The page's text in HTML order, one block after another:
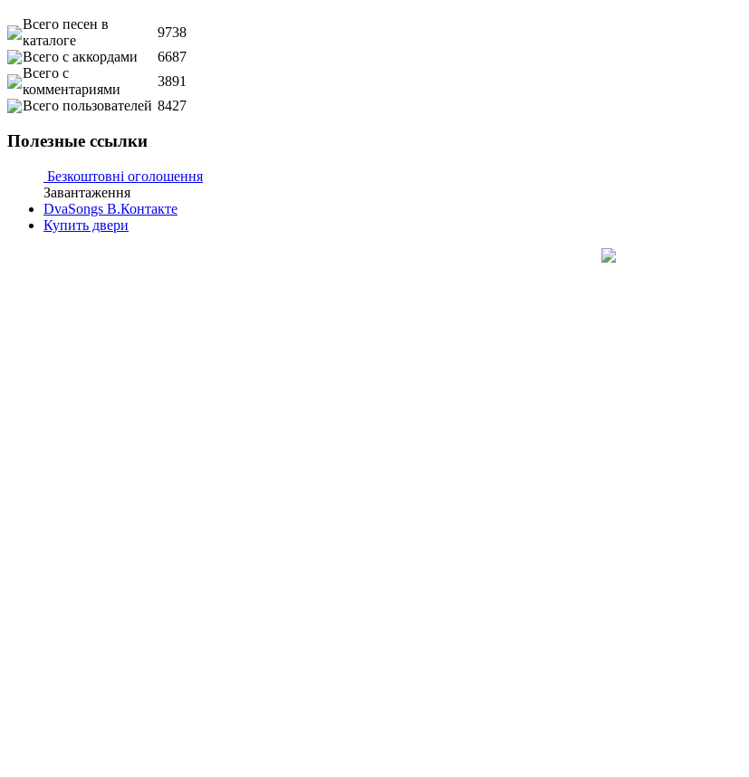
Всего песен в
каталоге
9738
Всего с аккордами
6687
Всего с
комментариями
3891
Всего пользователей 8427
Полезные ссылки
Безкоштовні оголошення
Завантаження
DvaSongs В.Контакте
Купить двери